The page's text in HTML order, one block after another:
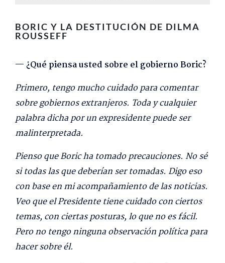
BORIC Y LA DESTITUCIÓN DE DILMA
ROUSSEFF
— ¿Qué piensa usted sobre el gobierno Boric?
Primero, tengo mucho cuidado para comentar
sobre gobiernos extranjeros. Toda y cualquier
palabra dicha por un expresidente puede ser
malinterpretada.
Pienso que Boric ha tomado precauciones. No sé
si todas las que deberían ser tomadas. Digo eso
con base en mi acompañamiento de las noticias.
Veo que el Presidente tiene cuidado con ciertos
temas, con ciertas posturas, lo que no es fácil.
Pero no tengo ninguna observación política para
hacer sobre él.